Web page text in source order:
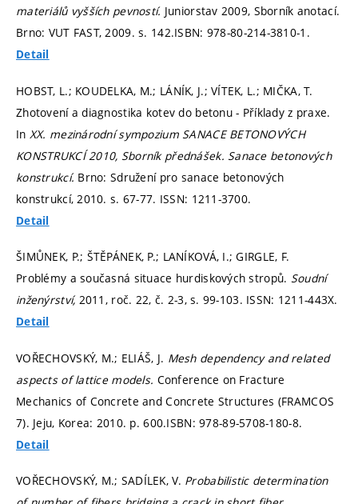
materiálů vyšších pevností. Juniorstav 2009, Sborník anotací.
Brno: VUT FAST, 2009.s. 142.ISBN: 978-80-214-3810-1.
Detail
HOBST, L.; KOUDELKA, M.; LÁNÍK, J.; VÍTEK, L.; MIČKA, T.
Zhotovení a diagnostika kotev do betonu - Příklady z praxe.
In XX. mezinárodní sympozium SANACE BETONOVÝCH
KONSTRUKCÍ 2010, Sborník přednášek. Sanace betonových
konstrukcí. Brno: Sdružení pro sanace betonových
konstrukcí, 2010.s. 67-77. ISSN: 1211-3700.
Detail
ŠIMŮNEK, P.; ŠTĚPÁNEK, P.; LANÍKOVÁ, I.; GIRGLE, F.
Problémy a současná situace hurdiskových stropů. Soudní
inženýrství, 2011, roč. 22, č. 2-3,s. 99-103. ISSN: 1211-443X.
Detail
VOŘECHOVSKÝ, M.; ELIÁŠ, J. Mesh dependency and related
aspects of lattice models. Conference on Fracture
Mechanics of Concrete and Concrete Structures (FRAMCOS
7). Jeju, Korea: 2010. p. 600.ISBN: 978-89-5708-180-8.
Detail
VOŘECHOVSKÝ, M.; SADÍLEK, V. Probabilistic determination